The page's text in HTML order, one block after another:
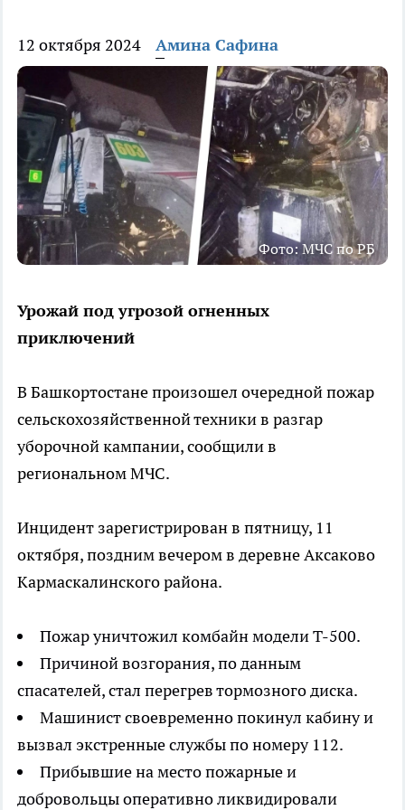
12 октября 2024 Амина Сафина
Фото: МЧС по РБ
Урожай под угрозой огненных
приключений
В Башкортостане произошел очередной пожар
сельскохозяйственной техники в разгар
уборочной кампании, сообщили в
региональном МЧС.
Инцидент зарегистрирован в пятницу, 11
октября, поздним вечером в деревне Аксаково
Кармаскалинского района.
Пожар уничтожил комбайн модели Т-500.
Причиной возгорания, по данным
спасателей, стал перегрев тормозного диска.
Машинист своевременно покинул кабину и
вызвал экстренные службы по номеру 112.
Прибывшие на место пожарные и
добровольцы оперативно ликвидировали